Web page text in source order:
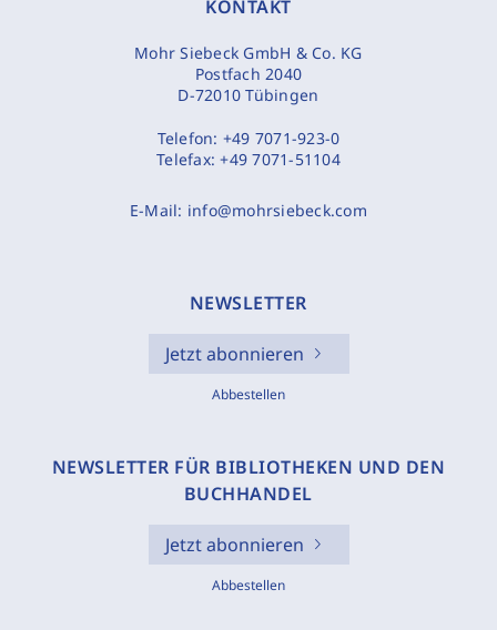
KONTAKT
Mohr Siebeck GmbH & Co. KG
Postfach 2040
D-72010 Tübingen
Telefon: +49 7071-923-0
Telefax:+49 7071-51104
E-Mail: info@mohrsiebeck.com
NEWSLETTER
Jetzt abonnieren
Abbestellen
NEWSLETTER FÜR BIBLIOTHEKEN UND DEN
BUCHHANDEL
Jetzt abonnieren
Abbestellen